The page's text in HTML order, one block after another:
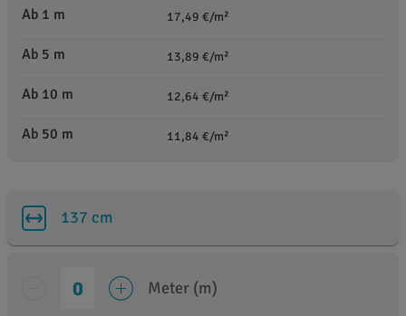
Ab 1 m
17,49 €/m²
Ab 5 m 13,89 €/m²
Ab 10 m 12,64 €/m²
Ab 50 m 11,84 €/m²
137 cm
Meter (m)